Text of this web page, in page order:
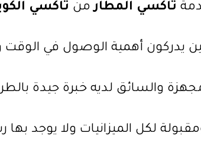
تاكسي المطارمن تاكسي
يدركون أهمية الوصول في
والسائق لديه خبرة جيدة
لكل الميزانيات ولا يوجد